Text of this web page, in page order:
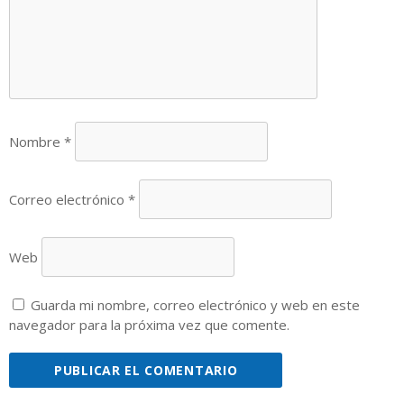
Nombre *
Correo electrónico *
Web
Guarda mi nombre, correo electrónico y web en este
navegador para la próxima vez que comente.